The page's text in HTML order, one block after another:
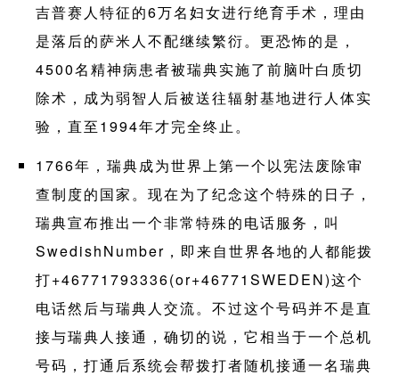
吉普赛人特征的6万名妇女进行绝育手术，理由
是落后的萨米人不配继续繁衍。更恐怖的是，
4500名精神病患者被瑞典实施了前脑叶白质切
除术，成为弱智人后被送往辐射基地进行人体实
验，直至1994年才完全终止。
1766年，瑞典成为世界上第一个以宪法废除审
查制度的国家。现在为了纪念这个特殊的日子，
瑞典宣布推出一个非常特殊的电话服务，叫
SwedishNumber，即来自世界各地的人都能拨
打+46771793336(or+46771SWEDEN)这个
电话然后与瑞典人交流。不过这个号码并不是直
接与瑞典人接通，确切的说，它相当于一个总机
号码，打通后系统会帮拨打者随机接通一名瑞典